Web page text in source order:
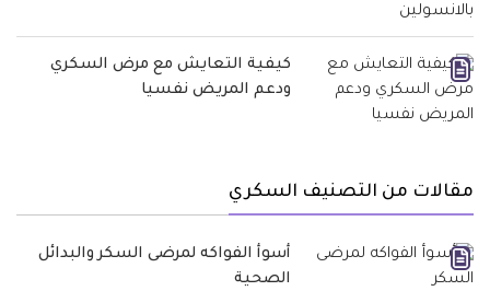
كيفية التعايش مع مرض السكري
ودعم المريض نفسيا
مقالات من التصنيف السكري
أسوأ الفواكه لمرضى السكر والبدائل
الصحية